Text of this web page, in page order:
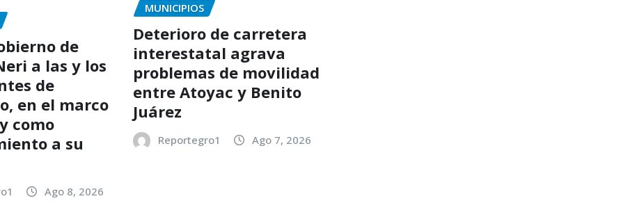
de
a las y los
de
en el marco
como
a su
Ago 8, 2026
MUNICIPIOS
Deterioro de carretera
interestatal agrava
problemas de movilidad
entre Atoyac y Benito
Juárez
Reportegro1 Ago 7, 2026